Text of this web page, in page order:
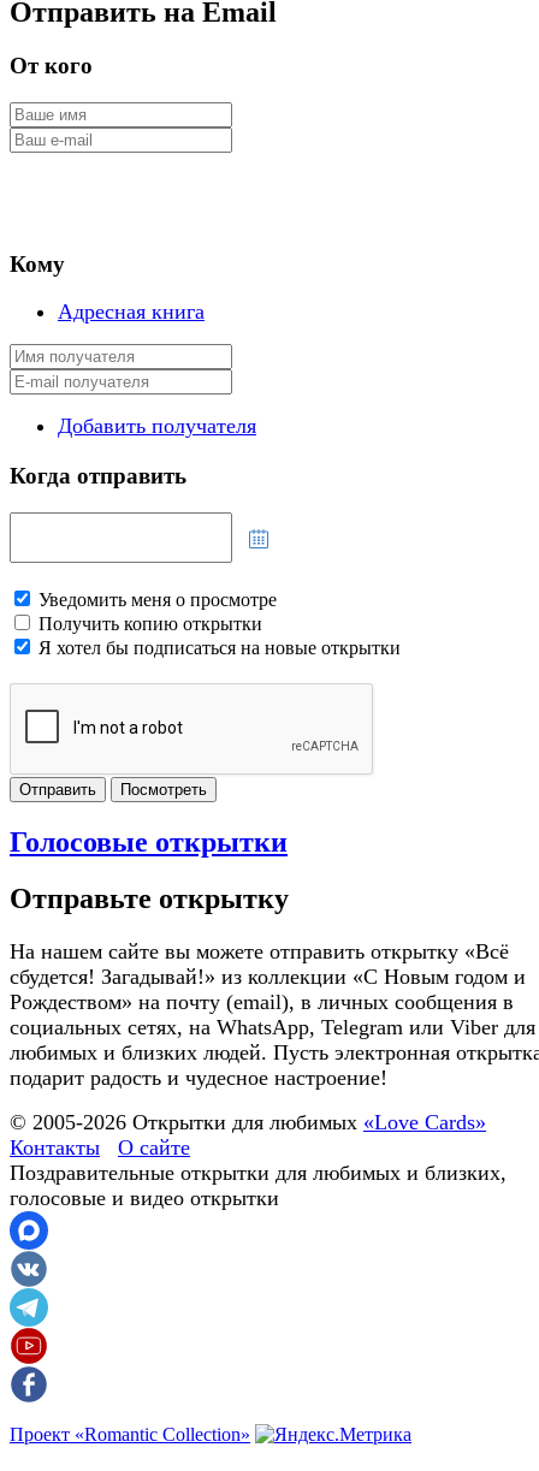
Отправить на Email
От кого
Кому
Адресная книга
Добавить получателя
Когда отправить
Уведомить меня о просмотре
Получить копию открытки
Я хотел бы подписаться на новые открытки
Отправить Посмотреть
Голосовые открытки
Отправьте открытку
На нашем сайте вы можете отправить открытку «Всё
сбудется! Загадывай!» из коллекции «С Новым годом и
Рождеством» на почту (email), в личных сообщения в
социальных сетях, на WhatsApp, Telegram или Viber для
любимых и близких людей. Пусть электронная
подарит радость и чудесное настроение!
© 2005-2026 Открытки для любимых «Love Cards»
Контакты
О сайте
Поздравительные открытки для любимых и близких,
голосовые и видео открытки
Проект «Romantic Collection»